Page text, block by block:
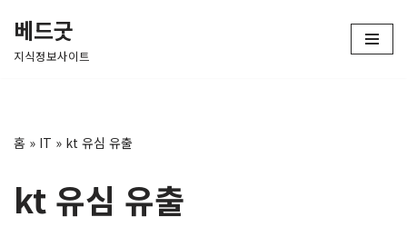
콘
건
기
베드굿
지식정보사이트
홈 » IT » kt 유심 유출
kt 유심 유출